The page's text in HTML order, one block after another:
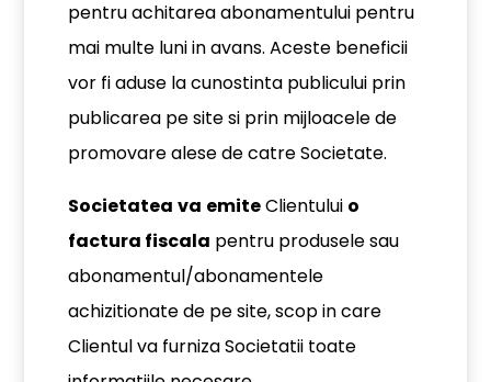
pentru achitarea abonamentului pentru
mai multe luni in avans. Aceste beneficii
vor fi aduse la cunostinta publicului prin
publicarea pe site si prin mijloacele de
promovare alese de catre Societate.
Societatea va emiteClientului o
factura fiscala pentru produsele sau
abonamentul/abonamentele
achizitionate de pe site, scop in care
Clientul va furniza Societatii toate